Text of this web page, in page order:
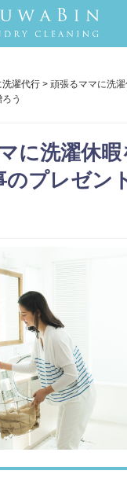
洗濯代行 > 頑張るママに洗
う
に洗濯休
のプレゼン